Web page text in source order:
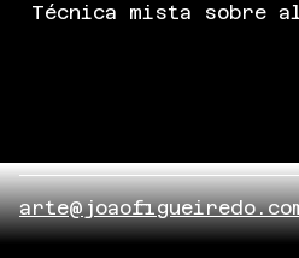
Técnica mista sobre